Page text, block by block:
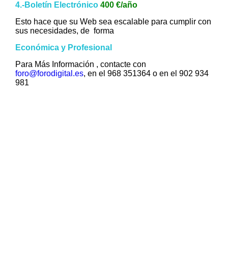
4.-Boletín Electrónico 400 €/año
Esto hace que su Web sea escalable para cumplir con
sus necesidades, de forma
Económica y Profesional
Para Más Información , contacte con
foro@forodigital.es, en el 968 351364 o en el 902 934
981